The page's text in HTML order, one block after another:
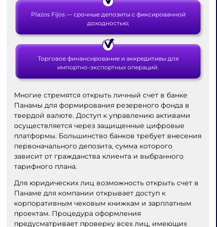
Plazos Fijos — срочные депозиты с фиксированной
доходностью;
Торговое финансирование и аккредитивы для
импортно-экспортных операций.
Многие стремятся открыть личный счет в банке
Панамы для формирования резервного фонда в
твердой валюте. Доступ к управлению активами
осуществляется через защищенные цифровые
платформы. Большинство банков требует внесения
первоначального депозита, сумма которого
зависит от гражданства клиента и выбранного
тарифного плана.
Для юридических лиц возможность открыть счет в
Панаме для компании открывает доступ к
корпоративным чековым книжкам и зарплатным
проектам. Процедура оформления
предусматривает проверку всех лиц, имеющих